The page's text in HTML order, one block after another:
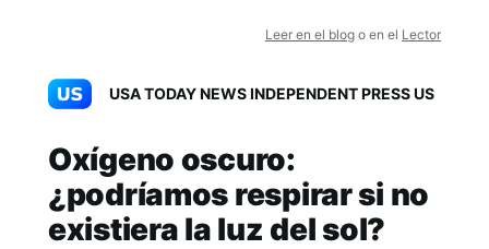
Leer en el blog o en el Lector
USA TODAY NEWS INDEPENDENT PRESS US
Oxígeno oscuro:
¿podríamos respirar si no
existiera la luz del sol?